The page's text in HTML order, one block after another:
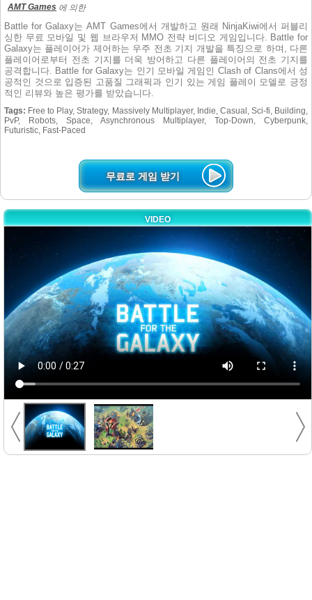
AMT Games 에 의한
Battle for Galaxy는 AMT Games에서 개발하고 원래 NinjaKiwi에서 퍼블리
싱한 무료 모바일 및 웹 브라우저 MMO 전략 비디오 게임입니다. Battle for
Galaxy는 플레이어가 제어하는 우주 전초 기지 개발을 특징으로 하며, 다른
플레이어로부터 전초 기지를 더욱 방어하고 다른 플레이어의 전초 기지를
공격합니다. Battle for Galaxy는 인기 모바일 게임인 Clash of Clans에서 성
공적인 것으로 입증된 고품질 그래픽과 인기 있는 게임 플레이 모델로 긍정
적인 리뷰와 높은 평가를 받았습니다.
Tags: Free to Play, Strategy, Massively Multiplayer, Indie, Casual, Sci-fi, Building,
PvP, Robots, Space, Asynchronous Multiplayer, Top-Down, Cyberpunk,
Futuristic, Fast-Paced
무료로 게임 받기
VIDEO